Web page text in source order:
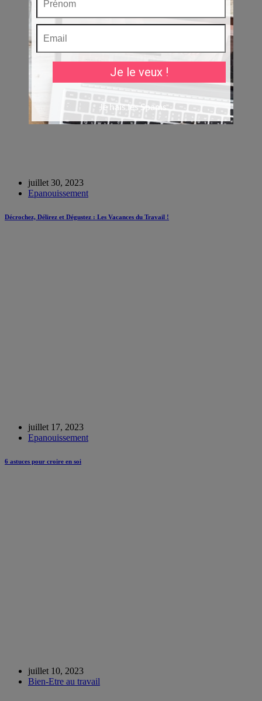
juillet 30, 2023
Epanouissement
Décrochez, Délirez et Dégustez : Les Vacances du Travail !
juillet 17, 2023
Epanouissement
6 astuces pour croire en soi
juillet 10, 2023
Bien-Etre au travail